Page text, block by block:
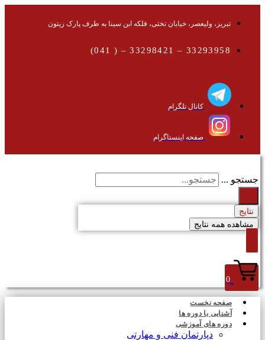
تبریز، ولیعصر، خیابان تختی، فلکه ابن سینا به طرف پارک زیتون
33293958 – 33298421 – ( 041)
کانال تلگرام
صفحه اینستاگرام
جستجو ...
نتایج
مشاهده همه نتایج
0
صفحه نخست
آشنایی با دوره ها
دوره های آموزشی
دپارتمان فنی و مهارتی